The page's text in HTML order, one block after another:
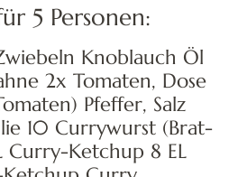
2x Tomaten, Dose
10 Currywurst (Brat-
Curry-Ketchup 8 EL
Curry